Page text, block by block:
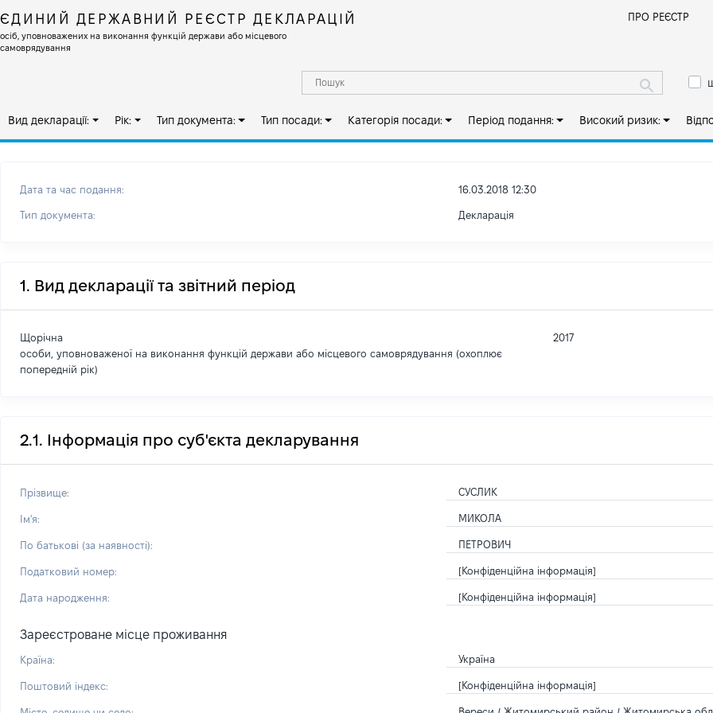
ЄДИНИЙ ДЕРЖАВНИЙ РЕЄСТР ДЕКЛАРАЦІЙ
осіб, уповноважених на виконання функцій держави або місцевого
самоврядування
ПРО РЕЄСТР
Вид декларації: Рік: Тип документа: Тип посади: Категорія посади: Період подання: Високий ризик:
Дата та час подання: 16.03.2018 12:30
Тип документа: Декларація
1. Вид декларації та звітний період
Щорічна
особи, уповноваженої на виконання функцій держави або місцевого самоврядування (охоплює
попередній рік)
2017
2.1. Інформація про суб'єкта декларування
Прізвище: СУСЛИК
Ім'я: МИКОЛА
По батькові (за наявності): ПЕТРОВИЧ
Податковий номер: [Конфіденційна інформація]
Дата народження: [Конфіденційна інформація]
Зареєстроване місце проживання
Країна: Україна
Поштовий індекс: [Конфіденційна інформація]